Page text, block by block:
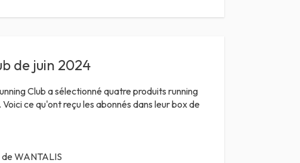
de juin 2024
Club a sélectionné quatre produits running
ce qu'ont reçu les abonnés dans leur box de
WANTALIS